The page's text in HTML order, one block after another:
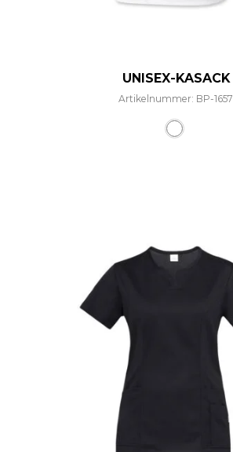
UNISEX-KASACK
Artikelnummer: BP-1657